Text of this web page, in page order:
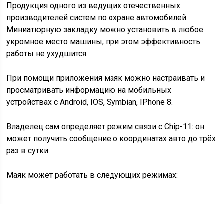
Продукция одного из ведущих отечественных
производителей систем по охране автомобилей.
Миниатюрную закладку можно установить в любое
укромное место машины, при этом эффективность
работы не ухудшится.
При помощи приложения маяк можно настраивать и
просматривать информацию на мобильных
устройствах с Android, IOS, Symbian, IPhone 8.
Владелец сам определяет режим связи с Chip-11: он
может получить сообщение о координатах авто до трёх
раз в сутки.
Маяк может работать в следующих режимах: